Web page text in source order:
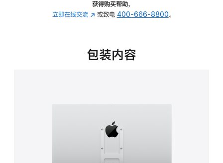
的
获得购买帮助，
立即在线交流 (在
中
或致电 400-666-8800。
包装内容